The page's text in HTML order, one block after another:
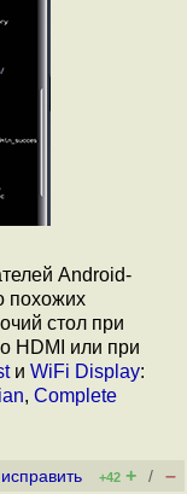
Android-
похожих
стол при
HDMI или при
и WiFi Display:
, Complete
исправить +42 + / –